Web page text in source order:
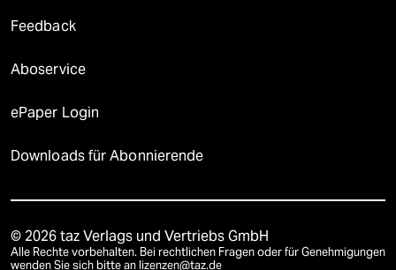
Feedback
Aboservice
ePaper Login
Downloads für Abonnierende
© 2026 taz Verlags und Vertriebs GmbH
Alle Rechte vorbehalten. Bei rechtlichen Fragen oder für Genehmigungen
wenden Sie sich bitte an lizenzen@taz.de